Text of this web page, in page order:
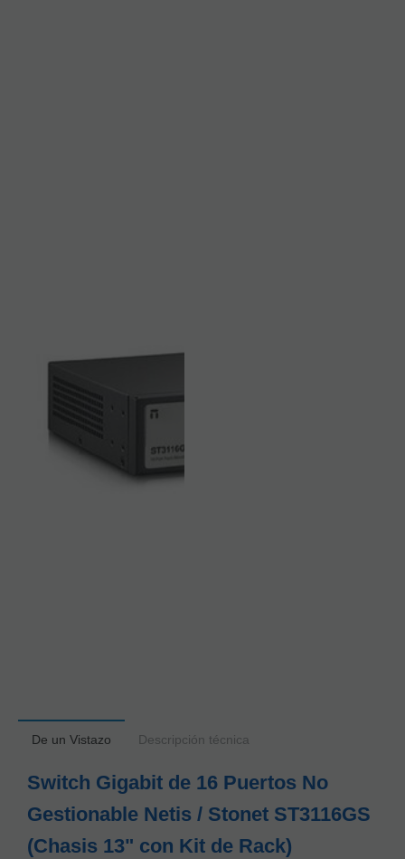
De un Vistazo Descripción técnica
Switch Gigabit de 16 Puertos No
Gestionable Netis / Stonet ST3116GS
(Chasis 13" con Kit de Rack)